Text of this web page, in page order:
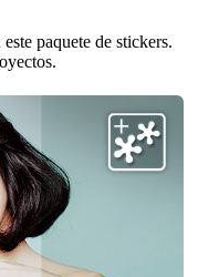
paquete de stickers.